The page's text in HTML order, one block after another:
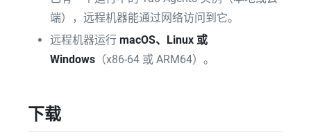
端），远程机器能通过网络访问到它。
远程机器运行 macOS、Linux 或
Windows （x86-64 或 ARM64）。
下载